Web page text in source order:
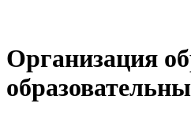
Организация